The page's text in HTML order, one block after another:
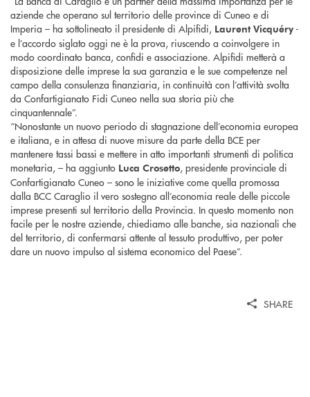
aziende che operano sul territorio delle province di Cuneo e di
Imperia – ha sottolineato il presidente di Alpifidi, Laurent Vicquéry-
e l’accordo siglato oggi ne è la prova, riuscendo a coinvolgere in
modo coordinato banca, confidi e associazione. Alpifidi metterà a
disposizione delle imprese la sua garanzia e le sue competenze nel
campo della consulenza finanziaria, in continuità con l’attività svolta
da Confartigianato Fidi Cuneo nella sua storia più che
cinquantennale”.
“Nonostante un nuovo periodo di stagnazione dell’economia europea
e italiana, e in attesa di nuove misure da parte della BCE per
mantenere tassi bassi e mettere in atto importanti strumenti di politica
monetaria, – ha aggiunto Luca Crosetto, presidente provinciale di
Confartigianato Cuneo – sono le iniziative come quella promossa
dalla BCC Caraglio il vero sostegno all’economia reale delle piccole
imprese presenti sul territorio della Provincia. In questo momento non
facile per le nostre aziende, chiediamo alle banche, sia nazionali che
del territorio, di confermarsi attente al tessuto produttivo, per poter
dare un nuovo impulso al sistema economico del Paese”.
SHARE